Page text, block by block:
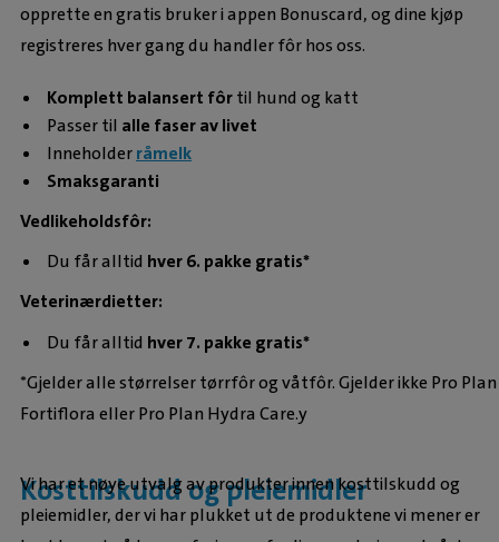
opprette en gratis bruker i appen Bonuscard, og dine kjøp
registreres hver gang du handler fôr hos oss.
Komplett balansert fôrtil hund og katt
Passer til alle faser av livet
Inneholderråmelk
Smaksgaranti
Vedlikeholdsfôr:
Du får alltid hver 6. pakke gratis*
Veterinærdietter:
Du får alltid hver 7. pakke gratis*
*Gjelder alle størrelser tørrfôr og våtfôr. Gjelder ikke Pro Plan
Fortiflora eller Pro Plan Hydra Care.y
Kosttilskudd og pleiemidler
Vi har et nøye utvalg av produkter innen kosttilskudd og
pleiemidler, der vi har plukket ut de produktene vi mener er